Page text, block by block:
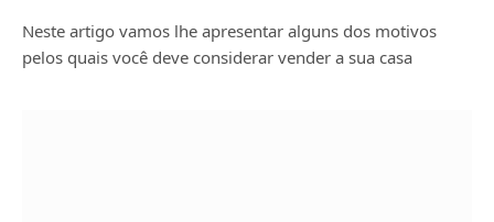
Neste artigo vamos lhe apresentar alguns dos motivos
pelos quais você deve considerar vender a sua casa